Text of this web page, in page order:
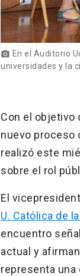
photo_camera En el Auditorio
universidades y la
Con el objetivo
nuevo proceso
realizó este
sobre el rol
El
U. Católica de
encuentro
actual y
representa una